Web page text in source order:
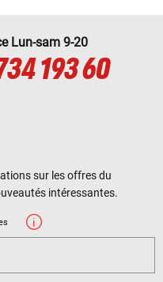
Lun-sam 9-20
193 60
sur les offres du
intéressantes.